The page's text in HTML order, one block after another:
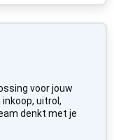
voor jouw
uitrol,
denkt met je